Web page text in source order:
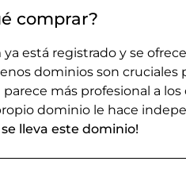
comprar?
está registrado y se
dominios son
más profesional a
dominio le hace
lleva este dominio!